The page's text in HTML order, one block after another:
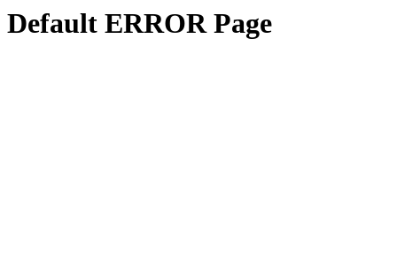
Default ERROR Page